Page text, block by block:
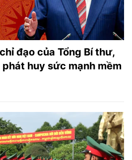
đạo của Tổng Bí thư,
huy sức mạnh mềm